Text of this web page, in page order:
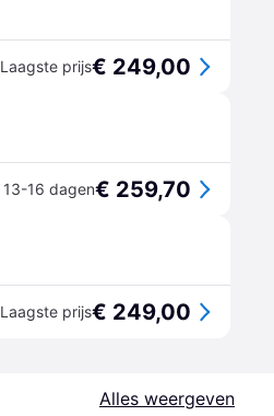
Laagste prijs€ 249,00
13-16 dagen€ 259,70
Laagste prijs€ 249,00
Alles weergeven